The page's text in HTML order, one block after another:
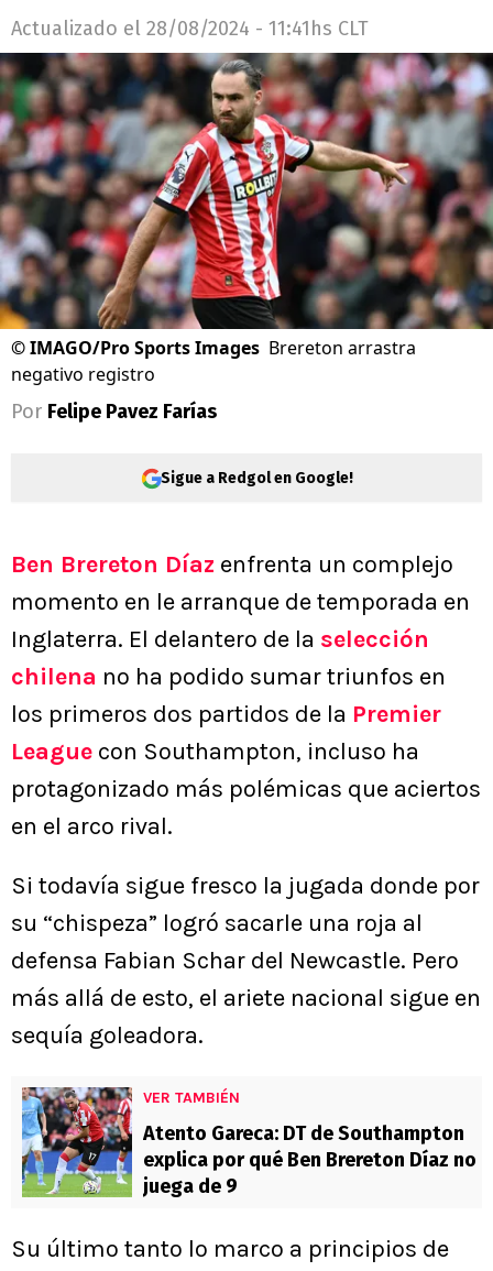
Actualizado el 28/08/2024 - 11:41hs CLT
©IMAGO/Pro Sports Images Brereton arrastra
negativo registro
Por Felipe Pavez Farías
Sigue a Redgol en Google!
Ben Brereton Díaz enfrenta un complejo
momento en le arranque de temporada en
Inglaterra. El delantero de la selección
chilena no ha podido sumar triunfos en
los primeros dos partidos de la Premier
League con Southampton, incluso ha
protagonizado más polémicas que aciertos
en el arco rival.
Si todavía sigue fresco la jugada donde por
su “chispeza” logró sacarle una roja al
defensa Fabian Schar del Newcastle. Pero
más allá de esto, el ariete nacional sigue en
sequía goleadora.
VER TAMBIÉN
Atento Gareca: DT de Southampton
explica por qué Ben Brereton Díaz no
juega de 9
Su último tanto lo marco a principios de